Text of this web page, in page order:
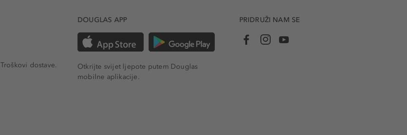
Troškovi dostave.
DOUGLAS APP
Otkrijte svijet ljepote putem Douglas
mobilne aplikacije.
PRIDRUŽI NAM SE